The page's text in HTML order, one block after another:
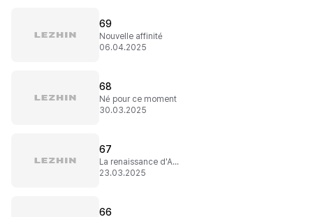
69
Nouvelle affinité
06.04.2025
68
Né pour ce moment
30.03.2025
67
La renaissance d'Adrian
23.03.2025
66